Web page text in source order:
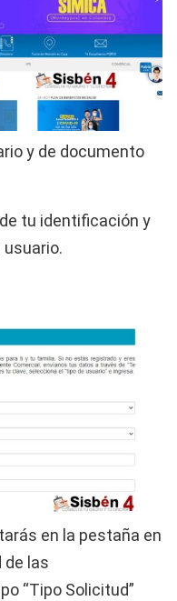
y de documento
tu identificación y
usuario.
en la pestaña en
de las
“Tipo Solicitud”